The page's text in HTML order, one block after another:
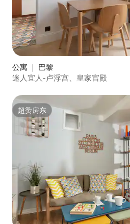
公寓 ｜ 巴黎
迷人宜人-卢浮宫、皇家宫殿
超赞房东
超赞房东